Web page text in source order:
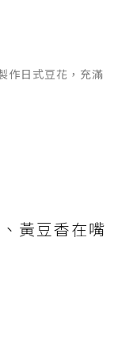
作日式豆花，充滿
黃豆香在嘴